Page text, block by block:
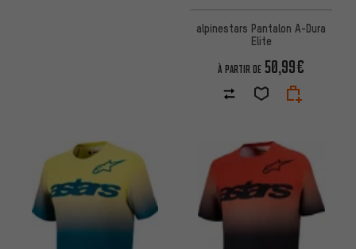
alpinestars Pantalon A-Dura
Elite
À PARTIR DE 50,99€